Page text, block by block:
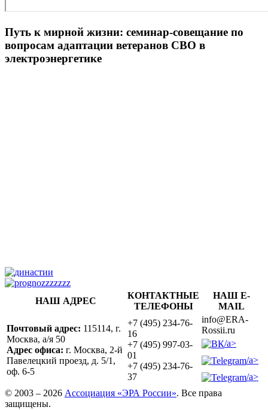
Путь к мирной жизни: семинар-совещание по
вопросам адаптации ветеранов СВО в
электроэнергетике
НАШ АДРЕС
КОНТАКТНЫЕ
ТЕЛЕФОНЫ
НАШ E-
MAIL
Почтовый адрес: 115114, г.
Москва, а/я 50
Адрес офиса: г. Москва, 2-й
Павелецкий проезд, д. 5/1,
оф. 6-5
+7 (495) 234-76-
16
+7 (495) 997-03-
01
+7 (495) 234-76-
37
info@ERA-
Rossii.ru
/a>
/a>
/a>
© 2003 – 2026 Ассоциация «ЭРА России». Все права
защищены.